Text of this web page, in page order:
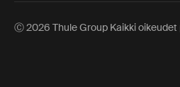
Ⓒ 2026 Thule Group Kaikki